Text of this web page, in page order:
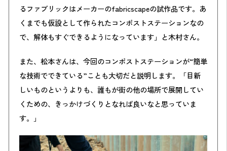
るファブリックはメーカーのfabricscapeの試作品です。あ
くまでも仮設として作られたコンポストステーションなの
で、解体もすぐできるようになっています」と木村さん。
また、松本さんは、今回のコンポストステーションが“簡単
な技術でできている”ことも大切だと説明します。「目新
しいものというよりも、誰もが街の他の場所で展開してい
くための、きっかけづくりとなれば良いなと思っていま
す。」